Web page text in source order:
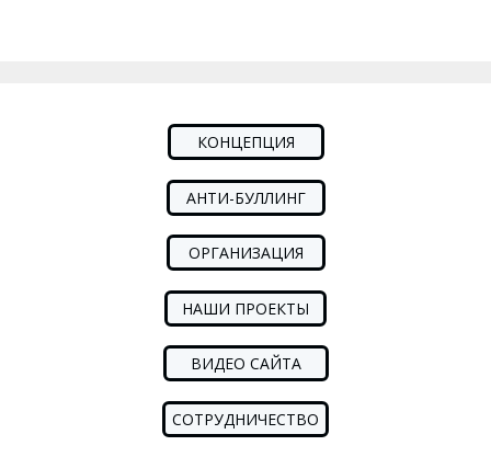
КОНЦЕПЦИЯ
АНТИ-БУЛЛИНГ
ОРГАНИЗАЦИЯ
НАШИ ПРОЕКТЫ
ВИДЕО САЙТА
СОТРУДНИЧЕСТВО